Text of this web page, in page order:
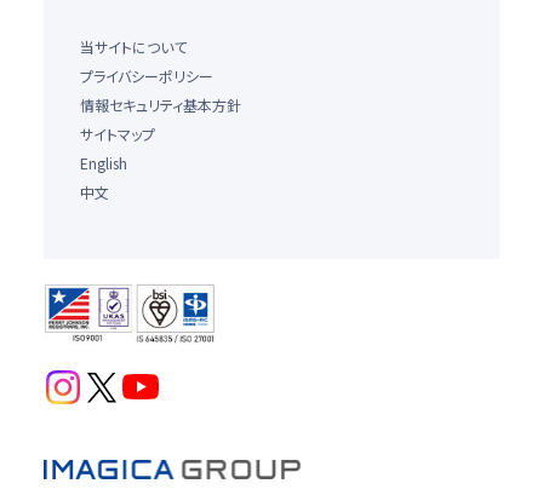
当サイトについて
プライバシーポリシー
情報セキュリティ基本方針
サイトマップ
English
中文